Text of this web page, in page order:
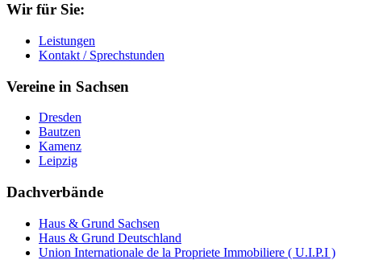
Wir für Sie:
Leistungen
Kontakt / Sprechstunden
Vereine in Sachsen
Dresden
Bautzen
Kamenz
Leipzig
Dachverbände
Haus & Grund Sachsen
Haus & Grund Deutschland
Union Internationale de la Propriete Immobiliere ( U.I.P.I )